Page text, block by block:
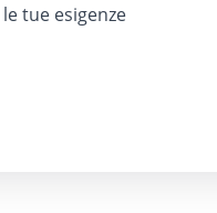
tue esigenze